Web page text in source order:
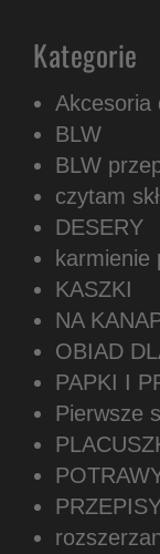
Kategorie
Akcesoria
BLW
BLW
czytam
DESERY
karmienie
KASZKI
NA
OBIAD
PAPKI I
Pierwsze